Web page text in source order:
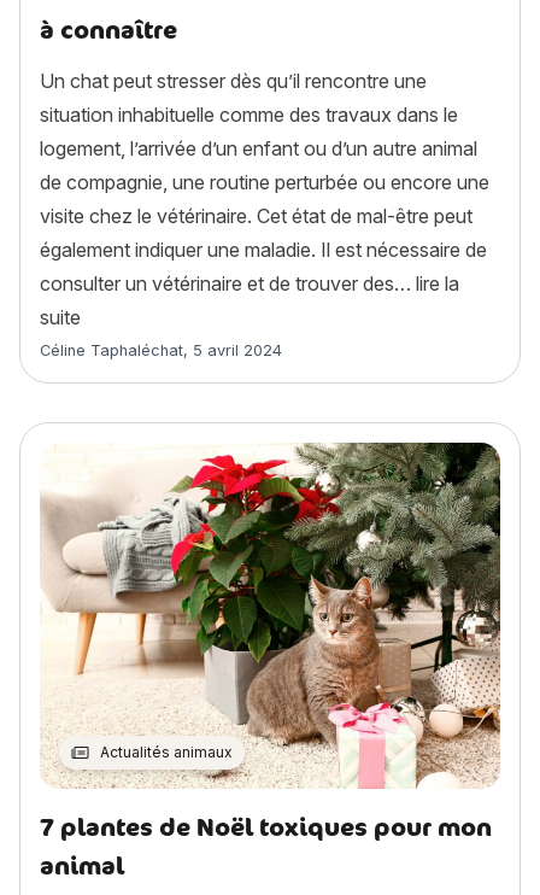
à connaître
Un chat peut stresser dès qu’il rencontre une
situation inhabituelle comme des travaux dans le
logement, l’arrivée d’un enfant ou d’un autre animal
de compagnie, une routine perturbée ou encore une
visite chez le vétérinaire. Cet état de mal-être peut
également indiquer une maladie. Il est nécessaire de
consulter un vétérinaire et de trouver des… lire la
suite
Article rédigé par
Céline Taphaléchat, 5 avril 2024
Actualités animaux
7 plantes de Noël toxiques pour mon
animal